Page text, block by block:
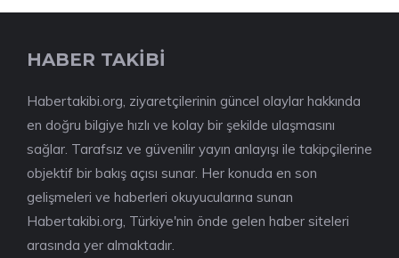
HABER TAKİBİ
Habertakibi.org, ziyaretçilerinin güncel olaylar hakkında
en doğru bilgiye hızlı ve kolay bir şekilde ulaşmasını
sağlar. Tarafsız ve güvenilir yayın anlayışı ile takipçilerine
objektif bir bakış açısı sunar. Her konuda en son
gelişmeleri ve haberleri okuyucularına sunan
Habertakibi.org, Türkiye'nin önde gelen haber siteleri
arasında yer almaktadır.